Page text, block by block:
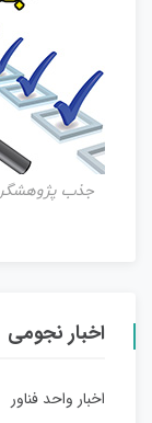
جذب پژوهشگر
اخبار نجومی
اخبار واحد فناور